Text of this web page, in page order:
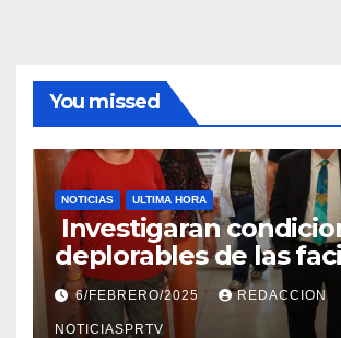
You missed
NOTICIAS ULTIMA HORA
Investigaran
deplorables de las
el Departamento de la
en Mayagüez
6/FEBRERO/2025 REDACCION
NOTICIASPRTV